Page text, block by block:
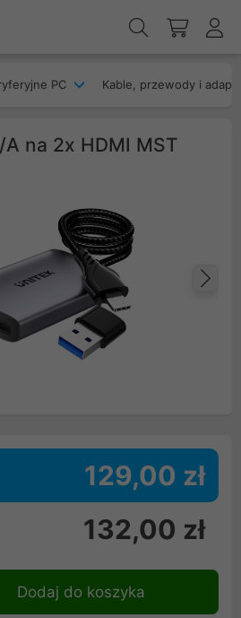
PC Kable, przewody i
na 2x HDMI MST
129,00 zł
132,00 zł
Dodaj do koszyka